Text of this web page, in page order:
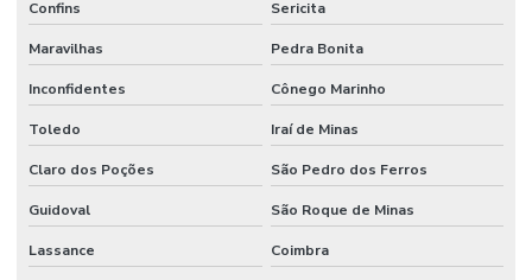
Confins Sericita
Maravilhas Pedra Bonita
Inconfidentes Cônego Marinho
Toledo Iraí de Minas
Claro dos Poções São Pedro dos Ferros
Guidoval São Roque de Minas
Lassance Coimbra